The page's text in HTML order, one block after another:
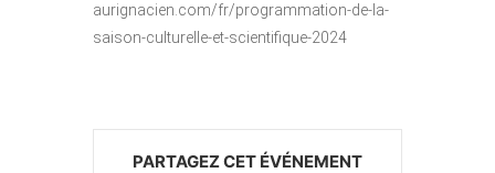
aurignacien.com/fr/programmation-de-la-
saison-culturelle-et-scientifique-2024
PARTAGEZ CET ÉVÉNEMENT